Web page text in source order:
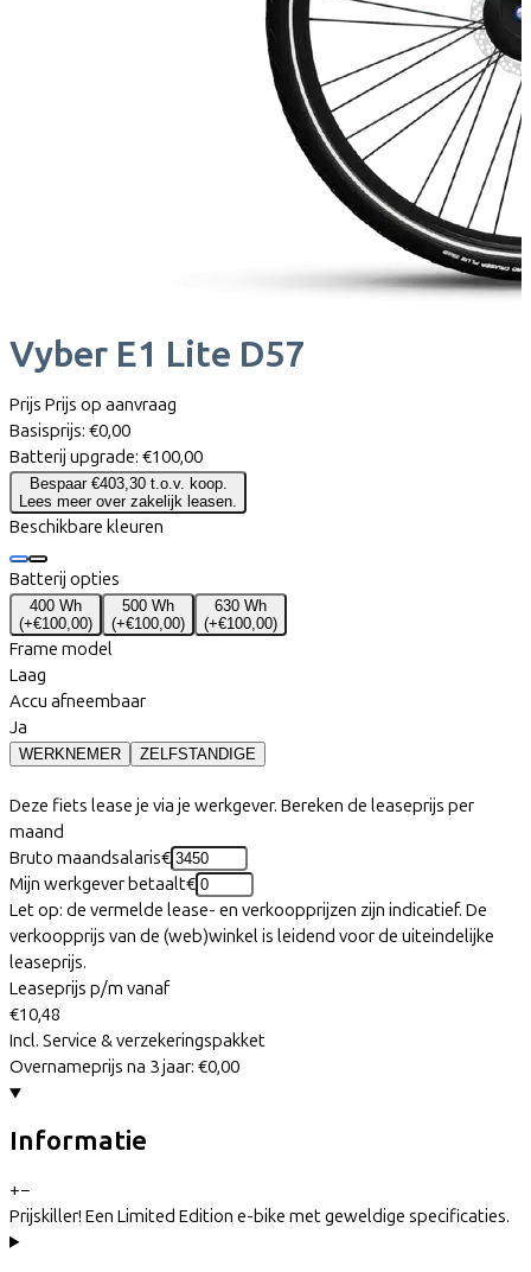
Vyber E1 Lite D57
Prijs Prijs op aanvraag
Basisprijs: €0,00
Batterij upgrade: €100,00
Bespaar €403,30 t.o.v. koop.
Lees meer over zakelijk leasen.
Beschikbare kleuren
Batterij opties
400 Wh
(+€100,00)
500 Wh
(+€100,00)
630 Wh
(+€100,00)
Frame model
Laag
Accu afneembaar
Ja
WERKNEMER ZELFSTANDIGE
Deze fiets lease je via je werkgever. Bereken de leaseprijs per
maand
Bruto maandsalaris€
Mijn werkgever betaalt€
Let op: de vermelde lease- en verkoopprijzen zijn indicatief. De
verkoopprijs van de (web)winkel is leidend voor de uiteindelijke
leaseprijs.
Leaseprijs p/m vanaf
€10,48
Incl. Service & verzekeringspakket
Overnameprijs na 3 jaar: €0,00
Informatie
+−
Prijskiller! Een Limited Edition e-bike met geweldige specificaties.